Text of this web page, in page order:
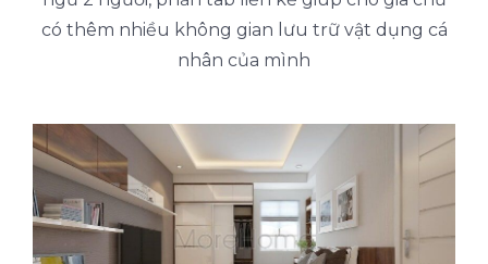
có thêm nhiều không gian lưu trữ vật dụng cá
nhân của mình